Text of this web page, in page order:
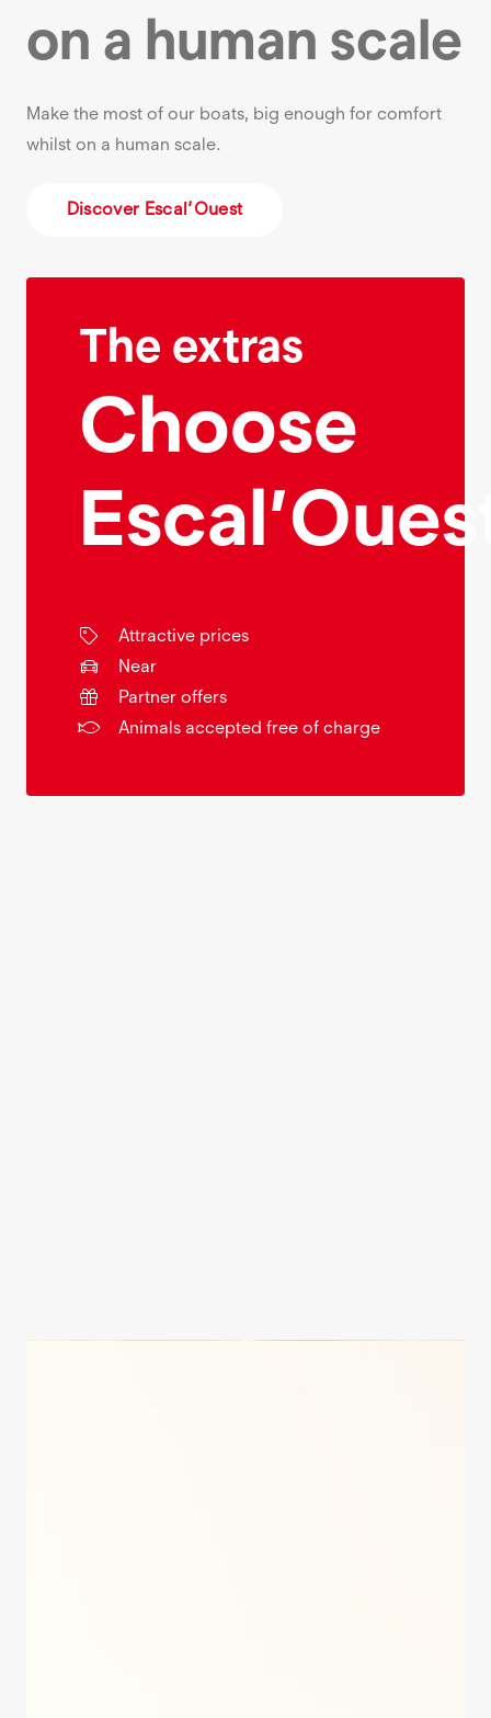
on a human scale
Make the most of our boats, big enough for comfort
whilst on a human scale.
Discover Escal’Ouest
The extras
Choose
Attractive prices
Near
Partner offers
Animals accepted free of charge